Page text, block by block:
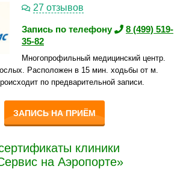
27 отзывов
Запись по телефону
8 (499) 519-
35-82
Многопрофильный медицинский центр.
Расположен в 15 мин. ходьбы от м.
по предварительной записи.
ЗАПИСЬ НА ПРИЁМ
клиники
на Аэропорте»